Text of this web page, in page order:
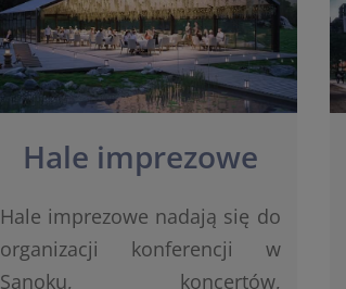
Hale imprezowe
Hale imprezowe nadają się do
organizacji konferencji w
Sanoku, koncertów,